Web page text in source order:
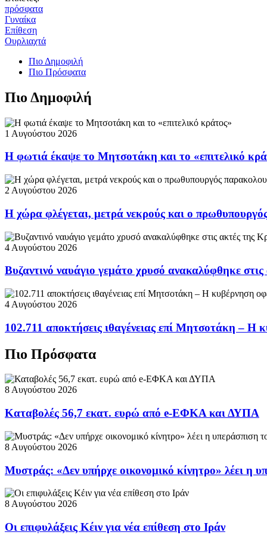
πρόσφατα
Γυναίκα
Επίθεση
Ουρλιαχτά
Πιο Δημοφιλή
Πιο Πρόσφατα
Πιο Δημοφιλή
1 Αυγούστου 2026
Η φωτιά έκαψε το Μητσοτάκη και το «επιτελικό
2 Αυγούστου 2026
Η χώρα φλέγεται, μετρά νεκρούς και ο
4 Αυγούστου 2026
Βυζαντινό ναυάγιο γεμάτο χρυσό ανακαλύφθηκε
4 Αυγούστου 2026
102.711 αποκτήσεις ιθαγένειας επί Μητσοτάκη – Η
Πιο Πρόσφατα
8 Αυγούστου 2026
Καταβολές 56,7 εκατ. ευρώ από e-ΕΦΚΑ και ΔΥΠΑ
8 Αυγούστου 2026
Μυστράς: «Δεν υπήρχε οικονομικό κίνητρο» λέει η
8 Αυγούστου 2026
Οι επιφυλάξεις Κέιν για νέα επίθεση στο Ιράν